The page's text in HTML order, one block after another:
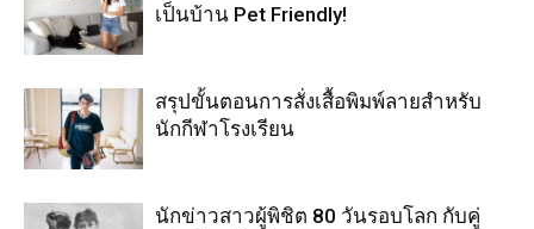
เป็นบ้าน Pet Friendly!
สรุปขั้นตอนการสั่งเสื้อพิมพ์ลายสำหรับ
นักกีฬาโรงเรียน
นักข่าวสาวผู้พิชิต 80 วันรอบโลก กับคู่